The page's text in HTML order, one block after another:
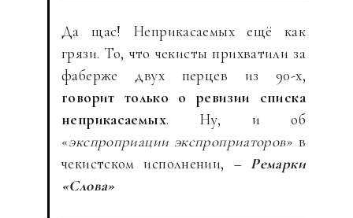
Да щас! Неприкасаемых ещё как
грязи. То, что чекисты прихватили за
фаберже двух перцев из 90-х,
говорит только о ревизии списка
неприкасаемых. Ну, и об
«экспроприации экспроприаторов» в
чекистском исполнении, – Ремарки
«Слова»